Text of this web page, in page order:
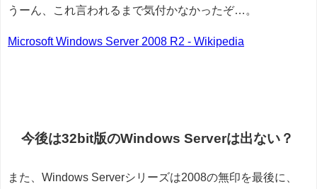
うーん、これ言われるまで気付かなかったぞ…。
Microsoft Windows Server 2008 R2 - Wikipedia
今後は32bit版のWindows Serverは出ない？
また、Windows Serverシリーズは2008の無印を最後に、